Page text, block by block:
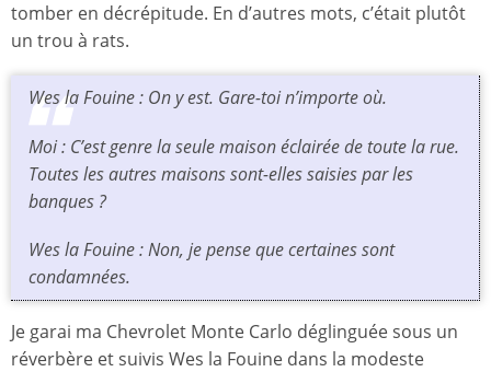
tomber en décrépitude. En d’autres mots, c’était plutôt
un trou à rats.
Wes la Fouine : On y est. Gare-toi n’importe où.
Moi : C’est genre la seule maison éclairée de toute la rue.
Toutes les autres maisons sont-elles saisies par les
banques ?
Wes la Fouine : Non, je pense que certaines sont
condamnées.
Je garai ma Chevrolet Monte Carlo déglinguée sous un
réverbère et suivis Wes la Fouine dans la modeste